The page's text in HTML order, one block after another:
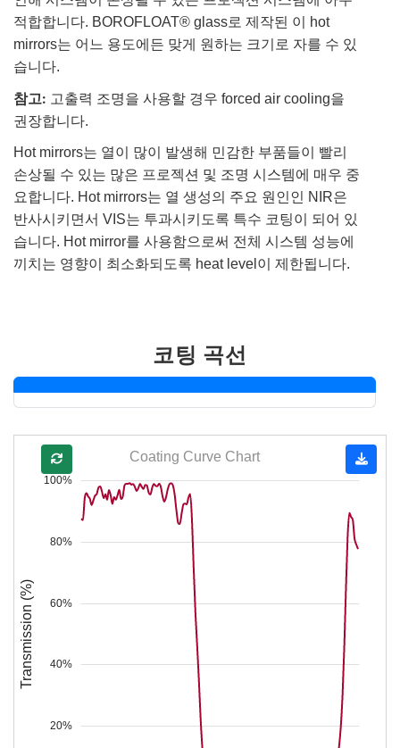
적합합니다. BOROFLOAT® glass로 제작된 이 hot
mirrors는 어느 용도에든 맞게 원하는 크기로 자를 수 있
습니다.
참고: 고출력 조명을 사용할 경우 forced air cooling을
권장합니다.
Hot mirrors는 열이 많이 발생해 민감한 부품들이 빨리
손상될 수 있는 많은 프로젝션 및 조명 시스템에 매우 중
요합니다. Hot mirrors는 열 생성의 주요 원인인 NIR은
반사시키면서 VIS는 투과시키도록 특수 코팅이 되어 있
습니다. Hot mirror를 사용함으로써 전체 시스템 성능에
끼치는 영향이 최소화되도록 heat level이 제한됩니다.
코팅 곡선
20%
40%
60%
80%
100%
Transmission (%)
Coating Curve Chart